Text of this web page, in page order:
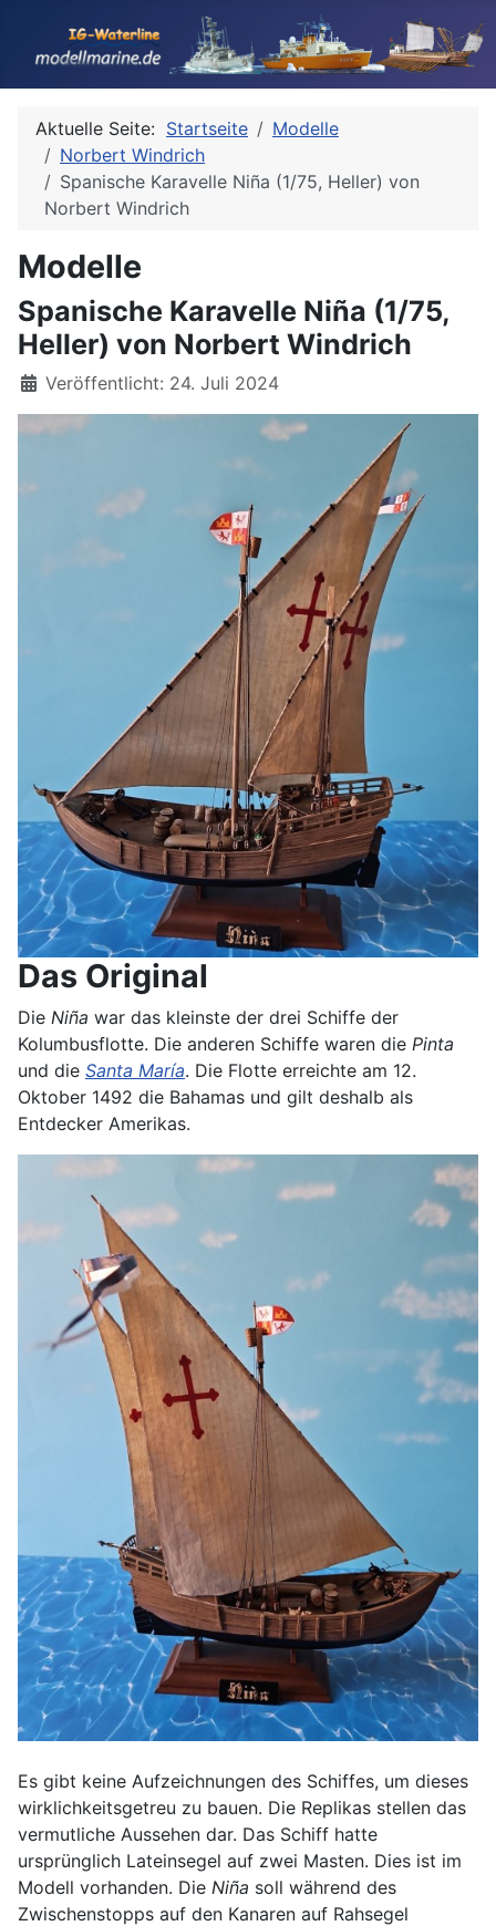
Aktuelle Seite: Startseite
Modelle
Norbert Windrich
Spanische Karavelle Niña (1/75, Heller) von
Norbert Windrich
Modelle
Spanische Karavelle Niña (1/75,
Heller) von Norbert Windrich
Details
Veröffentlicht: 24. Juli 2024
Das Original
Die Niña war das kleinste der drei Schiffe der
Kolumbusflotte. Die anderen Schiffe waren die Pinta
und die Santa María. Die Flotte erreichte am 12.
Oktober 1492 die Bahamas und gilt deshalb als
Entdecker Amerikas.
Es gibt keine Aufzeichnungen des Schiffes, um dieses
wirklichkeitsgetreu zu bauen. Die Replikas stellen das
vermutliche Aussehen dar. Das Schiff hatte
ursprünglich Lateinsegel auf zwei Masten. Dies ist im
Modell vorhanden. Die Niña soll während des
Zwischenstopps auf den Kanaren auf Rahsegel